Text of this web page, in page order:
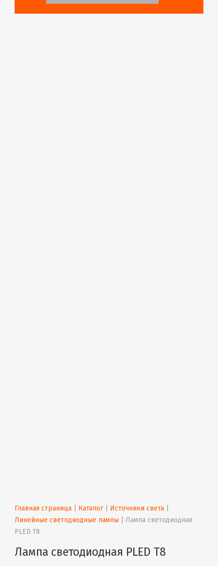
Главная страница Каталог | Источники света
Линейные светодиодные лампы
Лампа светодиодная
PLED T8
Лампа светодиодная PLED T8